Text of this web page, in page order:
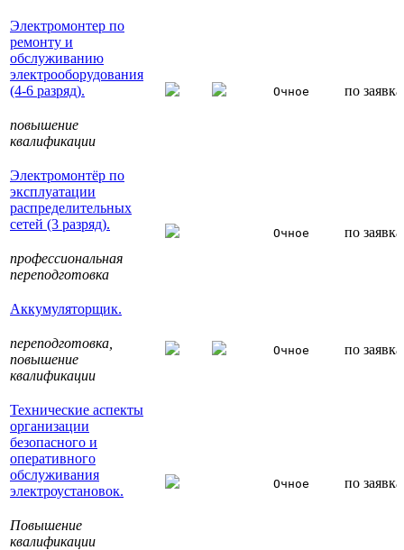
Электромонтер по
ремонту и
обслуживанию
электрооборудования
(4-6 разряд).
повышение
квалификации
Очное по
Электромонтёр по
эксплуатации
распределительных
сетей (3 разряд).
профессиональная
переподготовка
Очное по
Аккумуляторщик.
переподготовка,
повышение
квалификации
Очное по
Технические аспекты
организации
безопасного и
оперативного
обслуживания
электроустановок.
Повышение
квалификации
Очное по